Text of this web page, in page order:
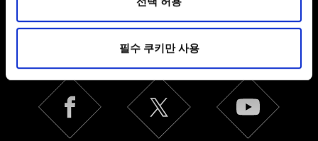
미디어를 통해 사용자와 소통할 경우, 사용자의 선호도를
파악하기 위해 쿠키의 일부를 저희 파트너와 공유할 수도
있습니다. 물론, 이처럼 선택적으로 쿠키를 사용할
경우에는 사용자의 동의를 구할 것입니다.
쿠키 사용에 관한 세부 사항이나 관련 설정은 아래의
"Settings" 메뉴에서 확인할 수 있습니다.
필수 쿠키만 사용
한국어
SNS 접속